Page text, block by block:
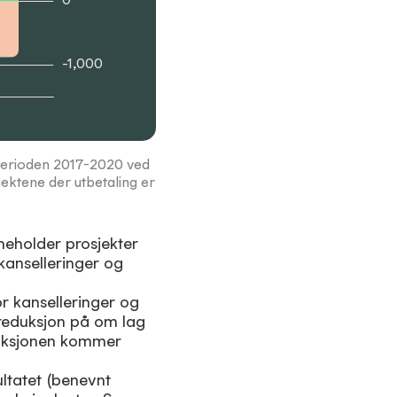
-1,000
2017-2020 ved
der utbetaling er
prosjekter
og
kanselleringer og
på om lag
kommer
(benevnt